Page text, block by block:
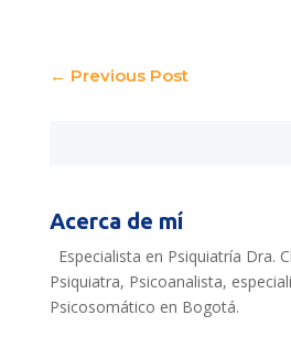
← Previous Post
Acerca de mí
Especialista en Psiquiatría Dra.
Psiquiatra, Psicoanalista,
Psicosomático en Bogotá.